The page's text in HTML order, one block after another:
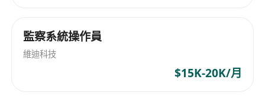
見軟硬體故障診斷與排除能力；掌握基礎網絡知
識（如IP設定、路由器基本配置）；能熟練使用
主流遠端支援工具（如TeamViewer、AnyDesk
監察系統操作員
維迪科技
$15K-20K/月